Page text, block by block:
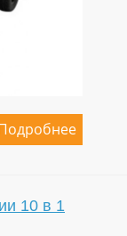
10 в 1